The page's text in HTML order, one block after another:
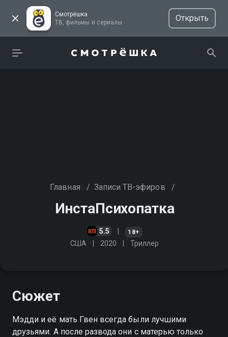
Смотрёшка
ТВ, фильмы и сериалы
Открыть
Главная / Записи ТВ-эфиров /
ИнстаПсихопатка
5.5 18+
США 2020 Триллер
Сюжет
Мэдди и её мать Гвен всегда были лучшими
друзьями. А после развода они с матерью только